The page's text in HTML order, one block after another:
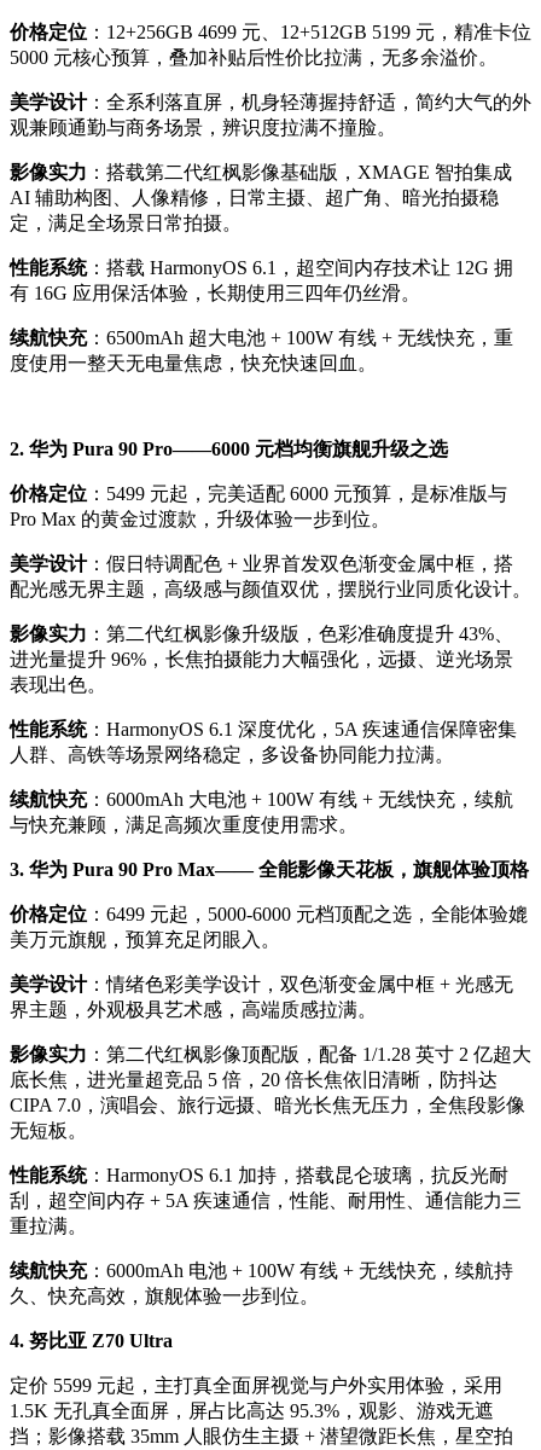
价格定位 ：12+256GB 4699 元、12+512GB 5199 元，精准卡位
5000 元核心预算，叠加补贴后性价比拉满，无多余溢价。
美学设计：全系利落直屏，机身轻薄握持舒适，简约大气的外
观兼顾通勤与商务场景，辨识度拉满不撞脸。
影像实力 ：搭载第二代红枫影像基础版，XMAGE 智拍集成
AI 辅助构图、人像精修，日常主摄、超广角、暗光拍摄稳
定，满足全场景日常拍摄。
性能系统：搭载 HarmonyOS 6.1，超空间内存技术让 12G 拥
有 16G 应用保活体验，长期使用三四年仍丝滑。
续航快充：6500mAh 超大电池 + 100W 有线 + 无线快充，重
度使用一整天无电量焦虑，快充快速回血。
2. 华为 Pura 90 Pro——6000 元档均衡旗舰升级之选
价格定位 ：5499 元起，完美适配 6000 元预算，是标准版与
Pro Max 的黄金过渡款，升级体验一步到位。
美学设计：假日特调配色 + 业界首发双色渐变金属中框，搭
配光感无界主题，高级感与颜值双优，摆脱行业同质化设计。
影像实力 ：第二代红枫影像升级版，色彩准确度提升 43%、
进光量提升 96%，长焦拍摄能力大幅强化，远摄、逆光场景
表现出色。
性能系统：HarmonyOS 6.1 深度优化，5A 疾速通信保障密集
人群、高铁等场景网络稳定，多设备协同能力拉满。
续航快充：6000mAh 大电池 + 100W 有线 + 无线快充，续航
与快充兼顾，满足高频次重度使用需求。
3. 华为 Pura 90 Pro Max—— 全能影像天花板，旗舰体验顶格
价格定位 ：6499 元起，5000-6000 元档顶配之选，全能体验媲
美万元旗舰，预算充足闭眼入。
美学设计：情绪色彩美学设计，双色渐变金属中框 + 光感无
界主题，外观极具艺术感，高端质感拉满。
影像实力 ：第二代红枫影像顶配版，配备 1/1.28 英寸 2 亿超大
底长焦，进光量超竞品 5 倍，20 倍长焦依旧清晰，防抖达
CIPA 7.0，演唱会、旅行远摄、暗光长焦无压力，全焦段影像
无短板。
性能系统：HarmonyOS 6.1 加持，搭载昆仑玻璃，抗反光耐
刮，超空间内存 + 5A 疾速通信，性能、耐用性、通信能力三
重拉满。
续航快充：6000mAh 电池 + 100W 有线 + 无线快充，续航持
久、快充高效，旗舰体验一步到位。
4. 努比亚 Z70 Ultra
定价 5599 元起，主打真全面屏视觉与户外实用体验，采用
1.5K 无孔真全面屏，屏占比高达 95.3%，观影、游戏无遮
挡；影像搭载 35mm 人眼仿生主摄 + 潜望微距长焦，星空拍